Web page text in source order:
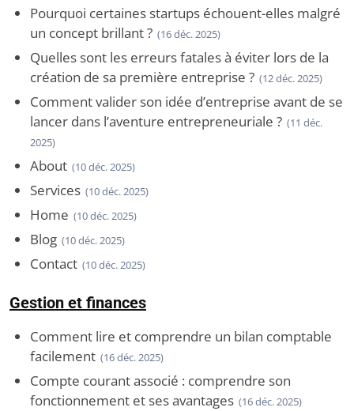
Pourquoi certaines startups échouent-elles malgré
un concept brillant ? (16 déc. 2025)
Quelles sont les erreurs fatales à éviter lors de la
création de sa première entreprise ? (12 déc. 2025)
Comment valider son idée d’entreprise avant de se
lancer dans l’aventure entrepreneuriale ? (11 déc.
2025)
About (10 déc. 2025)
Services (10 déc. 2025)
Home (10 déc. 2025)
Blog (10 déc. 2025)
Contact (10 déc. 2025)
Gestion et finances
Comment lire et comprendre un bilan comptable
facilement (16 déc. 2025)
Compte courant associé : comprendre son
fonctionnement et ses avantages (16 déc. 2025)